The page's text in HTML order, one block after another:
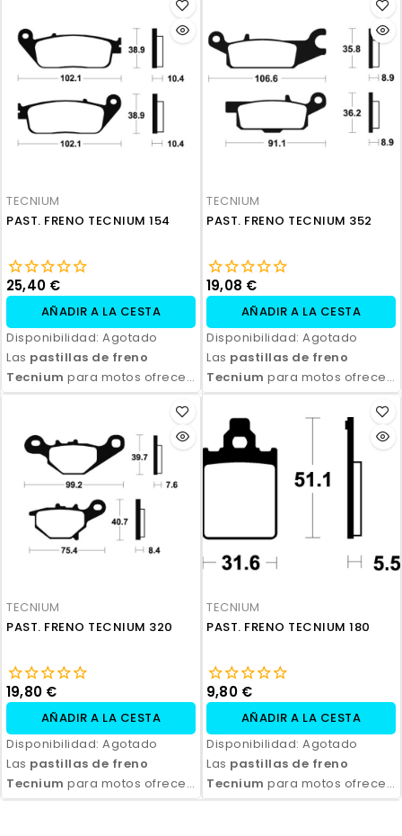
durabilidad y eficiencia.
Disponibles en compuestos
orgánicos, semi-metálicos y
para todo tipo de
motocicletas y condiciones
de conducción. Con fácil
aseguran seguridad y control
en cada frenada.
durabilidad y eficiencia.
Disponibles en compuestos
orgánicos, semi-metálicos y
sinterizados, son ideales
para todo tipo de
motocicletas y condiciones
de conducción. Con fácil
aseguran seguridad y control
en cada frenada.
TECNIUM
PAST. FRENO TECNIUM 154
25,40 €
AÑADIR A LA CESTA
Disponibilidad: Agotado
Las pastillas de freno
Tecnium para motos ofrecen
un rendimiento de frenado
durabilidad y eficiencia.
Disponibles en compuestos
orgánicos, semi-metálicos y
sinterizados, son ideales
para todo tipo de
motocicletas y condiciones
de conducción. Con fácil
aseguran seguridad y control
en cada frenada.
TECNIUM
PAST. FRENO TECNIUM 352
19,08 €
AÑADIR A LA CESTA
Disponibilidad: Agotado
Las pastillas de freno
Tecnium para motos ofrecen
un rendimiento de frenado
excepcional, con alta
durabilidad y eficiencia.
Disponibles en compuestos
orgánicos, semi-metálicos y
sinterizados, son ideales
motocicletas y condiciones
de conducción. Con fácil
instalación y excelente
aseguran seguridad y control
en cada frenada.
TECNIUM
PAST. FRENO TECNIUM 320
19,80 €
AÑADIR A LA CESTA
Disponibilidad: Agotado
Las pastillas de freno
Tecnium para motos ofrecen
un rendimiento de frenado
TECNIUM
PAST. FRENO TECNIUM 180
9,80 €
AÑADIR A LA CESTA
Disponibilidad: Agotado
Las pastillas de freno
Tecnium para motos ofrecen
un rendimiento de frenado